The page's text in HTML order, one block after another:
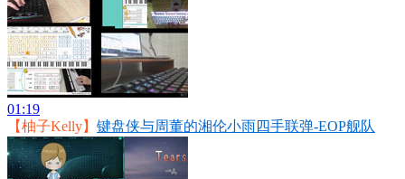
01:19
【柚子Kelly】 键盘侠与周董的湘伦小雨四手联弹-EOP舰队